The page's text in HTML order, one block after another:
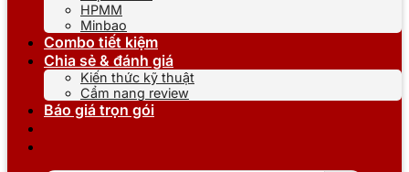
HPMM
Minbao
Combo tiết kiệm
Chia sẻ & đánh giá
Kiến thức kỹ thuật
Cẩm nang review
Báo giá trọn gói